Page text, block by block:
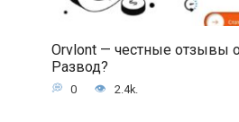
Orvlont — честные отзывы
Развод?
0 2.4k.